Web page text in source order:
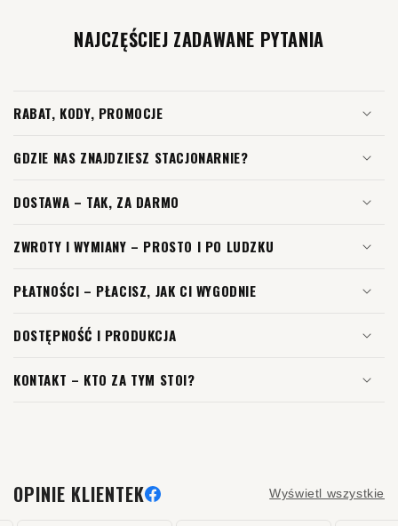
NAJCZĘŚCIEJ ZADAWANE PYTANIA
RABAT, KODY, PROMOCJE
GDZIE NAS ZNAJDZIESZ STACJONARNIE?
DOSTAWA – TAK, ZA DARMO
ZWROTY I WYMIANY – PROSTO I PO LUDZKU
PŁATNOŚCI – PŁACISZ, JAK CI WYGODNIE
DOSTĘPNOŚĆ I PRODUKCJA
KONTAKT – KTO ZA TYM STOI?
OPINIE KLIENTEK Wyświetl wszystkie